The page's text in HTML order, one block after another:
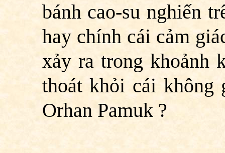
bánh cao-su nghiến
hay chính cái cảm
xảy ra trong khoảnh
thoát khỏi cái không
Orhan Pamuk ?